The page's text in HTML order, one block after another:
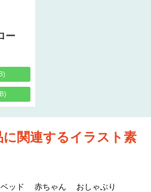
ー
関連するイラスト素
ッド 赤ちゃん おしゃぶり